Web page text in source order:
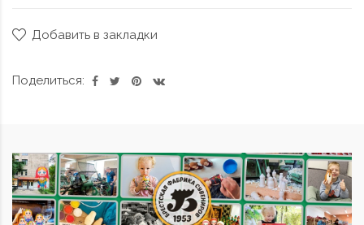
Добавить в закладки
Поделиться: